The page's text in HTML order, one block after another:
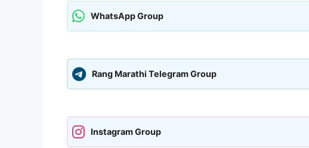
WhatsApp Group
Rang Marathi Telegram Group
Instagram Group